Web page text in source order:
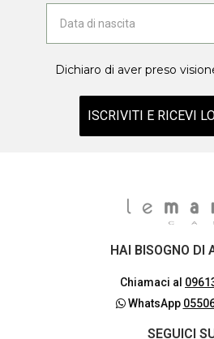
Dichiaro di aver preso
ISCRIVITI E RICEVI
HAI BISOGNO DI
Chiamaci al
WhatsApp
SEGUICI